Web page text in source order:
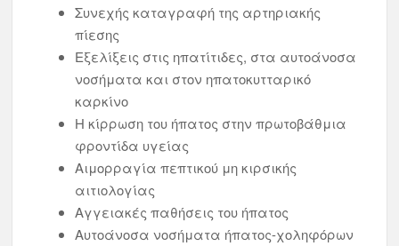
Συνεχής καταγραφή της αρτηριακής
πίεσης
Εξελίξεις στις ηπατίτιδες, στα αυτοάνοσα
νοσήματα και στον ηπατοκυτταρικό
καρκίνο
Η κίρρωση του ήπατος στην πρωτοβάθμια
φροντίδα υγείας
Αιμορραγία πεπτικού μη κιρσικής
αιτιολογίας
Αγγειακές παθήσεις του ήπατος
Αυτοάνοσα νοσήματα ήπατος-χοληφόρων